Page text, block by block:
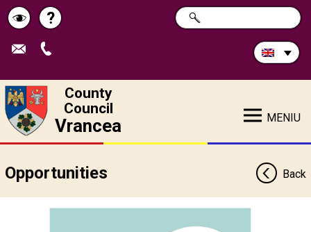
Schimbă
contrastul
Help
?
Search
in
SEARCH
County
Council
Vrancea MENIU
Opportunities Back